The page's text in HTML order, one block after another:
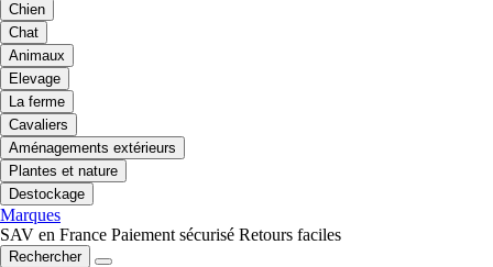
Chien
Chat
Animaux
Elevage
La ferme
Cavaliers
Aménagements extérieurs
Plantes et nature
Destockage
Marques
SAV en France Paiement sécurisé Retours faciles
Rechercher